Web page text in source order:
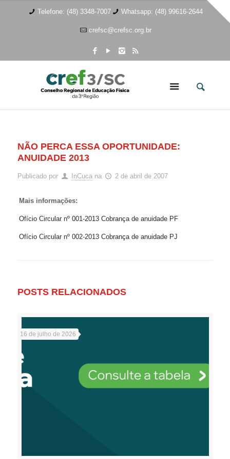
Telefone: (48) 3348-7007 Whatsapp: (48) 99616-2644
crefsc@crefsc.org.br
NÃO PERCA ESSA OPORTUNIDADE:
ANUIDADE 2013
Publicado por InCuca na 2 de abril de 2007
Mais informações:
Ofício Circular nº 001-2013 Cobrança de anuidade PF
Ofício Circular nº 002-2013 Cobrança de anuidade PJ
POSTS RELACIONADOS
16 de julho de 2026